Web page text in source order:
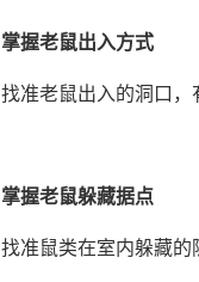
掌握老鼠出入方式
找准老鼠出入的洞口，
掌握老鼠躲藏据点
找准鼠类在室内躲藏的